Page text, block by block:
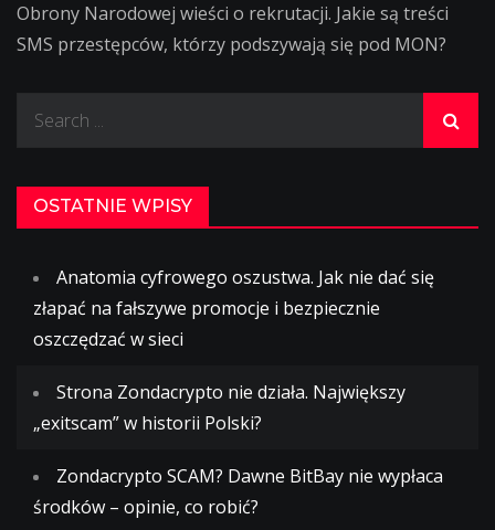
Obrony Narodowej wieści o rekrutacji. Jakie są treści
SMS przestępców, którzy podszywają się pod MON?
OSTATNIE WPISY
Anatomia cyfrowego oszustwa. Jak nie dać się
złapać na fałszywe promocje i bezpiecznie
oszczędzać w sieci
Strona Zondacrypto nie działa. Największy
„exitscam” w historii Polski?
Zondacrypto SCAM? Dawne BitBay nie wypłaca
środków – opinie, co robić?